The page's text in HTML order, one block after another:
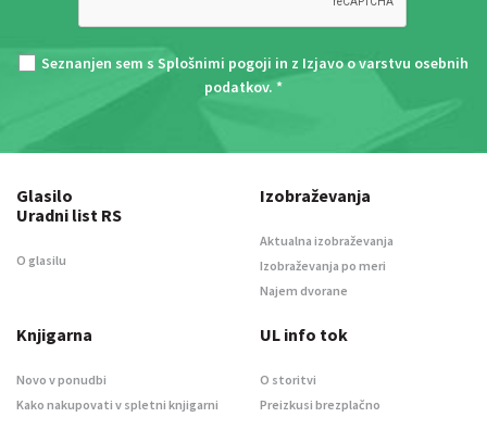
Seznanjen sem s Splošnimi pogoji in z Izjavo o varstvu osebnih
podatkov. *
Glasilo
Uradni list RS
O glasilu
Izobraževanja
Aktualna izobraževanja
Izobraževanja po meri
Najem dvorane
Knjigarna
Novo v ponudbi
Kako nakupovati v spletni knjigarni
UL info tok
O storitvi
Preizkusi brezplačno